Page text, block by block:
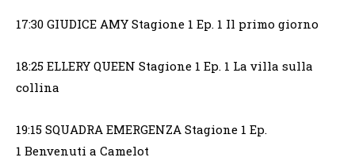
17:30 GIUDICE AMY Stagione 1 Ep. 1 Il primo giorno
18:25 ELLERY QUEEN Stagione 1 Ep. 1 La villa sulla
collina
19:15 SQUADRA EMERGENZA Stagione 1 Ep.
1 Benvenuti a Camelot